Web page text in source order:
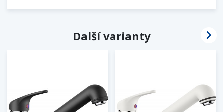
Další varianty 